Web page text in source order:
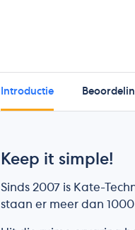
Introductie
Keep it simple!
Sinds 2007 is Kate-
staan er meer dan